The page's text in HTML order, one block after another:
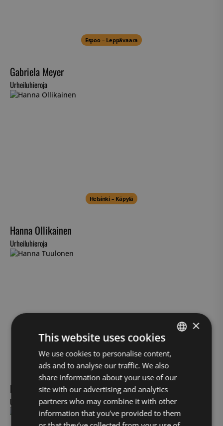
Espoo – Leppävaara
Gabriela Meyer
Urheiluhieroja
Helsinki – Käpylä
Hanna Ollikainen
Urheiluhieroja
Helsinki – Etu-Töölö
Hanna Tuulonen
Urheiluhieroja
FINNISH
ENGLISH
×
This website uses cookies
We use cookies to personalise content,
ads and to analyse our traffic. We also
share information about your use of our
site with our advertising and analytics
partners who may combine it with other
information that you’ve provided to them